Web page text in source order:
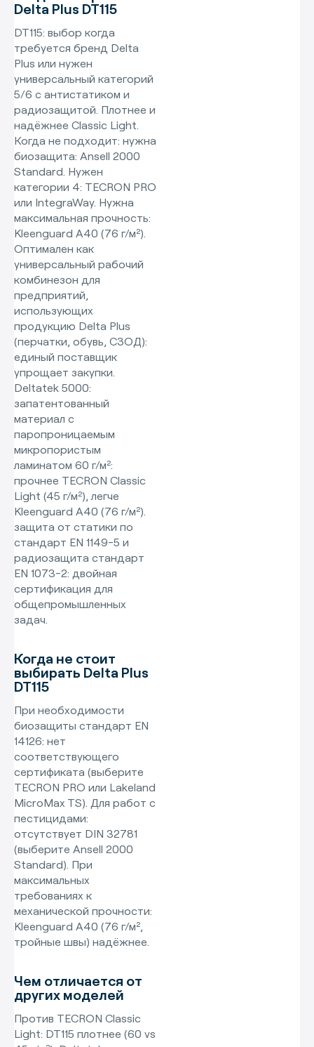
Delta Plus DT115
DT115: выбор когда
требуется бренд Delta
Plus или нужен
универсальный категорий
5/6 с антистатиком и
радиозащитой. Плотнее и
надёжнее Classic Light.
Когда не подходит: нужна
биозащита: Ansell 2000
Standard. Нужен
категории 4: TECRON PRO
или IntegraWay. Нужна
максимальная прочность:
Kleenguard A40 (76 г/м²).
Оптимален как
универсальный рабочий
комбинезон для
предприятий,
использующих
продукцию Delta Plus
(перчатки, обувь, СЗОД):
единый поставщик
упрощает закупки.
Deltatek 5000:
запатентованный
материал с
паропроницаемым
микропористым
ламинатом 60 г/м²:
прочнее TECRON Classic
Light (45 г/м²), легче
Kleenguard A40 (76 г/м²).
защита от статики по
стандарт EN 1149-5 и
радиозащита стандарт
EN 1073-2: двойная
сертификация для
общепромышленных
задач.
Когда не стоит
выбирать Delta Plus
DT115
При необходимости
биозащиты стандарт EN
14126: нет
соответствующего
сертификата (выберите
TECRON PRO или Lakeland
MicroMax TS). Для работ с
пестицидами:
отсутствует DIN 32781
(выберите Ansell 2000
Standard). При
максимальных
требованиях к
механической прочности:
Kleenguard A40 (76 г/м²,
тройные швы) надёжнее.
Чем отличается от
других моделей
Против TECRON Classic
Light: DT115 плотнее (60 vs